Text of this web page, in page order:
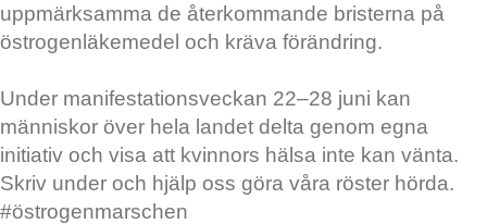
uppmärksamma de återkommande bristerna på
östrogenläkemedel och kräva förändring.
Under manifestationsveckan 22–28 juni kan
människor över hela landet delta genom egna
initiativ och visa att kvinnors hälsa inte kan vänta.
Skriv under och hjälp oss göra våra röster hörda.
#östrogenmarschen